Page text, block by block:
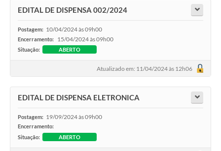
EDITAL DE DISPENSA 002/2024
Postagem: 10/04/2024 às 09h00
Encerramento: 15/04/2024 às 09h00
Situação: ABERTO
Atualizado em: 11/04/2024 às 12h06
EDITAL DE DISPENSA ELETRONICA
Postagem: 19/09/2024 às 09h00
Encerramento:
Situação:
ABERTO